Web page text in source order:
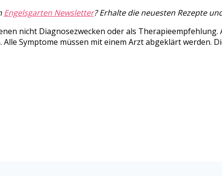
Engelsgarten Newsletter? Erhalte die neuesten Rezepte
nicht Diagnosezwecken oder als
. Alle Symptome müssen mit einem Arzt abgeklärt werden.